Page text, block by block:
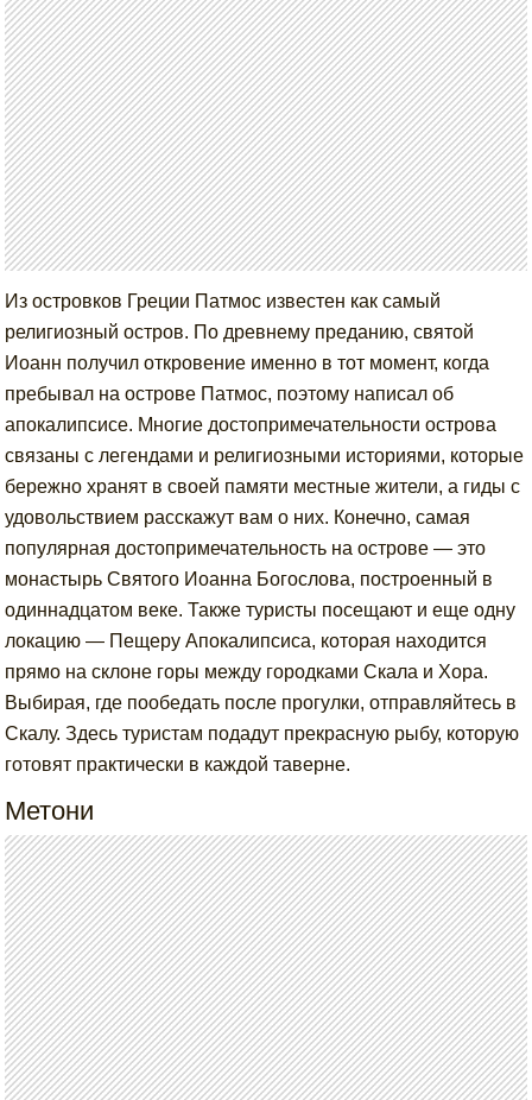
Из островков Греции Патмос известен как самый
религиозный остров. По древнему преданию, святой
Иоанн получил откровение именно в тот момент, когда
пребывал на острове Патмос, поэтому написал об
апокалипсисе. Многие достопримечательности острова
связаны с легендами и религиозными историями, которые
бережно хранят в своей памяти местные жители, а гиды с
удовольствием расскажут вам о них. Конечно, самая
популярная достопримечательность на острове — это
монастырь Святого Иоанна Богослова, построенный в
одиннадцатом веке. Также туристы посещают и еще одну
локацию — Пещеру Апокалипсиса, которая находится
прямо на склоне горы между городками Скала и Хора.
Выбирая, где пообедать после прогулки, отправляйтесь в
Скалу. Здесь туристам подадут прекрасную рыбу, которую
готовят практически в каждой таверне.
Метони